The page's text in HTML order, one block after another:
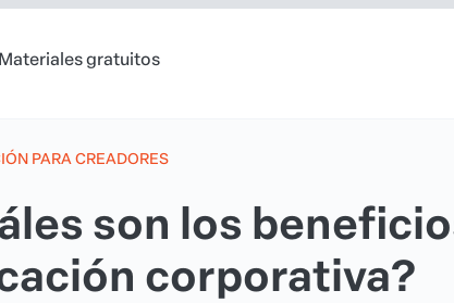
Materiales gratuitos
PARA CREADORES
son los
corporativa?